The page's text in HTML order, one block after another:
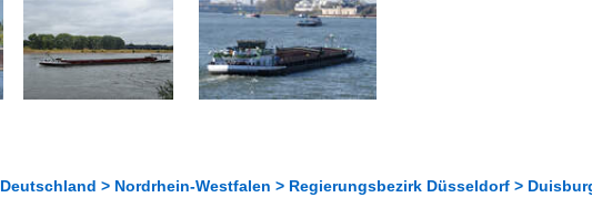
Deutschland > Nordrhein-Westfalen > Regierungsbezirk Düsseldorf >